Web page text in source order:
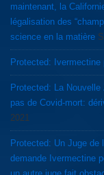
maintenant, la
légalisation des
science en la matière
Protected:
Protected: La
pas de Covid-mort:
2021
Protected: Un Juge de
demande Ivermectine